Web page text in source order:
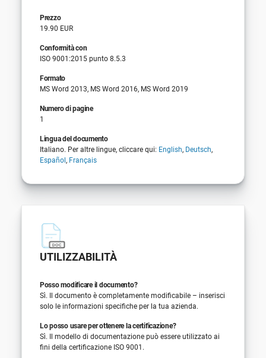
Prezzo
19.90 EUR
Conformità con
ISO 9001:2015 punto 8.5.3
Formato
MS Word 2013, MS Word 2016, MS Word 2019
Numero di pagine
1
Lingua del documento
Italiano. Per altre lingue, cliccare qui: English, Deutsch,
Español, Français
UTILIZZABILITÀ
Posso modificare il documento?
Sì. Il documento è completamente modificabile – inserisci
solo le informazioni specifiche per la tua azienda.
Lo posso usare per ottenere la certificazione?
Sì. Il modello di documentazione può essere utilizzato ai
fini della certificazione ISO 9001.